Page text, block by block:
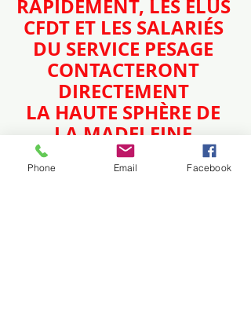
RAPIDEMENT, LES ELUS
CFDT ET LES SALARIÉS
DU SERVICE PESAGE
CONTACTERONT
DIRECTEMENT
LA HAUTE SPHÈRE DE
LA MADELEINE.
Phone Email Facebook